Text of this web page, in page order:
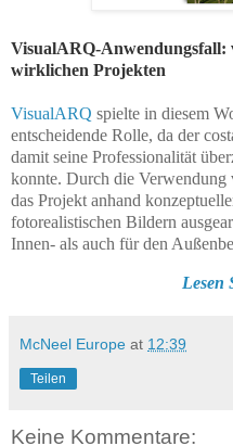
VisualARQ-Anwendungsfall:
wirklichen Projekten
VisualARQ spielte in diesem
entscheidende Rolle, da der
damit seine Professionalität
konnte. Durch die Verwendung
das Projekt anhand
fotorealistischen Bildern
Innen- als auch für den
Lesen
McNeel Europe at 12:39
Teilen
Keine Kommentare: